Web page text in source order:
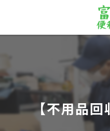
【不用品回